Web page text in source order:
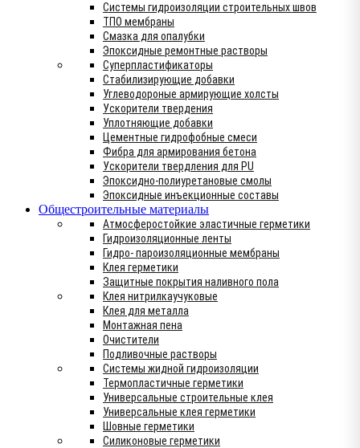
Системы гидроизоляции строительных швов
ТПО мембраны
Смазка для опалубки
Эпоксидные ремонтные растворы
Суперпластификаторы
Стабилизирующие добавки
Углеводороные армирующие холсты
Ускорители твердения
Уплотняющие добавки
Цементные гидрофобные смеси
Фибра для армирования бетона
Ускорители твердления для PU
Эпоксидно-полиуретановые смолы
Эпоксидные инъекционные составы
Общестроительные материалы
Атмосферостойкие эластичные герметики
Гидроизоляционные ленты
Гидро- пароизоляционные мембраны
Клея герметики
Защитные покрытия наливного пола
Клея нитрилкаучуковые
Клея для металла
Монтажная пена
Очистители
Подливочные растворы
Системы жидной гидроизоляции
Термопластичные герметики
Универсальные строительные клея
Универсальные клея герметики
Шовные герметики
Силиконовые герметики